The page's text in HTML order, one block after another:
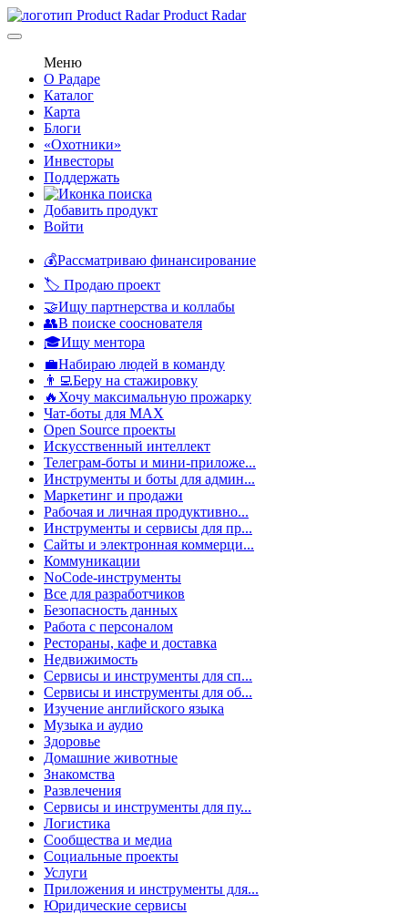
Product Radar
Меню
О Радаре
Каталог
Карта
Блоги
«Охотники»
Инвесторы
Поддержать
Добавить продукт
Войти
💰Рассматриваю финансирование
🏷️ Продаю проект
🤝Ищу партнерства и коллабы
👥В поиске сооснователя
🎓Ищу ментора
💼Набираю людей в команду
👨‍💻Беру на стажировку
🔥Хочу максимальную прожарку
Чат-боты для MAX
Open Source проекты
Искусственный интеллект
Телеграм-боты и мини-приложе...
Инструменты и боты для админ...
Маркетинг и продажи
Рабочая и личная продуктивно...
Инструменты и сервисы для пр...
Сайты и электронная коммерци...
Коммуникации
NoCode-инструменты
Все для разработчиков
Безопасность данных
Работа с персоналом
Рестораны, кафе и доставка
Недвижимость
Сервисы и инструменты для сп...
Сервисы и инструменты для об...
Изучение английского языка
Музыка и аудио
Здоровье
Домашние животные
Знакомства
Развлечения
Сервисы и инструменты для пу...
Логистика
Сообщества и медиа
Социальные проекты
Услуги
Приложения и инструменты для...
Юридические сервисы